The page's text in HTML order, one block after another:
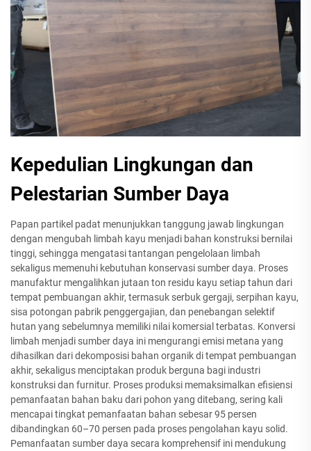
Kepedulian Lingkungan dan
Pelestarian Sumber Daya
Papan partikel padat menunjukkan tanggung jawab lingkungan
dengan mengubah limbah kayu menjadi bahan konstruksi bernilai
tinggi, sehingga mengatasi tantangan pengelolaan limbah
sekaligus memenuhi kebutuhan konservasi sumber daya. Proses
manufaktur mengalihkan jutaan ton residu kayu setiap tahun dari
tempat pembuangan akhir, termasuk serbuk gergaji, serpihan kayu,
sisa potongan pabrik penggergajian, dan penebangan selektif
hutan yang sebelumnya memiliki nilai komersial terbatas. Konversi
limbah menjadi sumber daya ini mengurangi emisi metana yang
dihasilkan dari dekomposisi bahan organik di tempat pembuangan
akhir, sekaligus menciptakan produk berguna bagi industri
konstruksi dan furnitur. Proses produksi memaksimalkan efisiensi
pemanfaatan bahan baku dari pohon yang ditebang, sering kali
mencapai tingkat pemanfaatan bahan sebesar 95 persen
dibandingkan 60–70 persen pada proses pengolahan kayu solid.
Pemanfaatan sumber daya secara komprehensif ini mendukung